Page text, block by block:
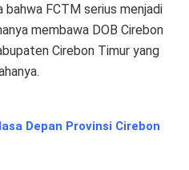
bahwa FCTM serius menjadi
membawa DOB Cirebon
Cirebon Timur yang
Depan Provinsi Cirebon